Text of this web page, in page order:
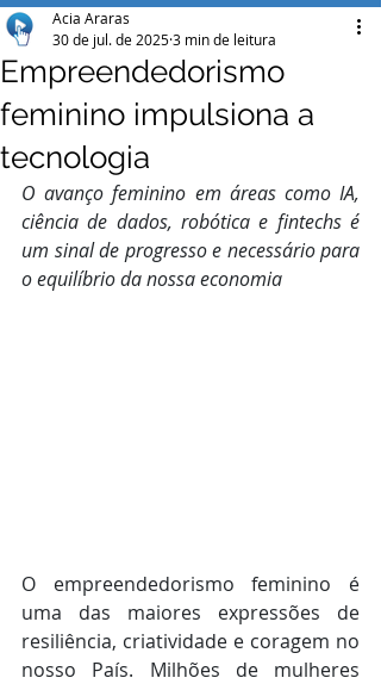
Empreendedorismo
feminino impulsiona a
tecnologia
Acia Araras
30 de jul. de 20253 min de leitura
O avanço feminino em áreas como IA,
ciência de dados, robótica e fintechs é
um sinal de progresso e necessário para
o equilíbrio da nossa economia
O empreendedorismo feminino é
uma das maiores expressões de
resiliência, criatividade e coragem no
nosso País. Milhões de mulheres